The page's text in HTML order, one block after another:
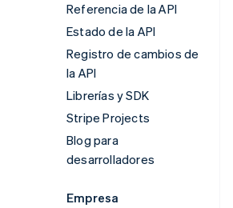
Referencia de la API
Estado de la API
Registro de cambios de
la API
Librerías y SDK
Stripe Projects
Blog para
desarrolladores
Empresa